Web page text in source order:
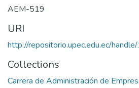
AEM-519
URI
http://repositorio.upec.edu.ec/
Collections
Carrera de Administración de